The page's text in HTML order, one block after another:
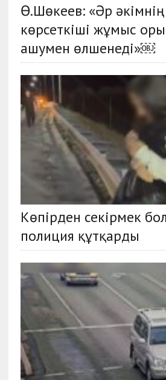
Ө.Шөкеев: «Әр әкімнің
көрсеткіші жұмыс
ашумен өлшенеді»￼
Көпірден секірмек
полиция құтқарды